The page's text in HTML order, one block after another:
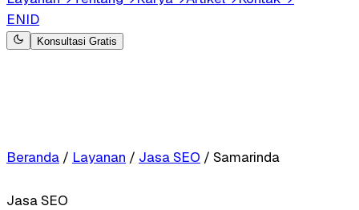
ENID
Konsultasi Gratis
Beranda / Layanan / Jasa SEO / Samarinda
Jasa SEO